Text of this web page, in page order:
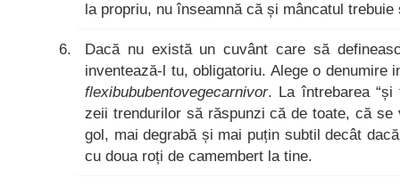
la propriu, nu înseamnă că și mâncatul
Dacă nu există un cuvânt care să
inventează-l tu, obligatoriu. Alege o denumire
flexibububentovegecarnivor. La întrebarea “și
zeii trendurilor să răspunzi că de toate, că
gol, mai degrabă și mai puțin subtil decât
cu doua roți de camembert la tine.